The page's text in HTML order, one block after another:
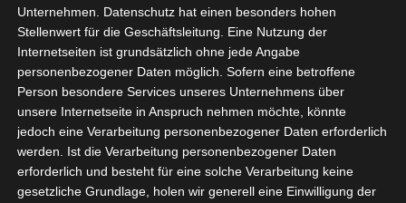
Corona
Unternehmen. Datenschutz hat einen besonders hohen
Stellenwert für die Geschäftsleitung. Eine Nutzung der
Internetseiten ist grundsätzlich ohne jede Angabe
personenbezogener Daten möglich. Sofern eine betroffene
Person besondere Services unseres Unternehmens über
unsere Internetseite in Anspruch nehmen möchte, könnte
jedoch eine Verarbeitung personenbezogener Daten erforderlich
werden. Ist die Verarbeitung personenbezogener Daten
erforderlich und besteht für eine solche Verarbeitung keine
gesetzliche Grundlage, holen wir generell eine Einwilligung der